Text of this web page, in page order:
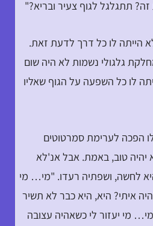
תתגלגל לגוף צעיר ובריא?"
הייתה לו כל דרך לדעת זאת.
גלגולי נשמות לא היה שום
לו כל השפעה על הגוף שאליו
הפכה לערימת סמרטוטים
יהיה טוב, באמת. אבל אנ'לא
לחשה, ושפתיה רעדו. "מי… מי
איתי? היא, היא כבר לא תשיר
מי יעזור לי כשאהיה עצובה